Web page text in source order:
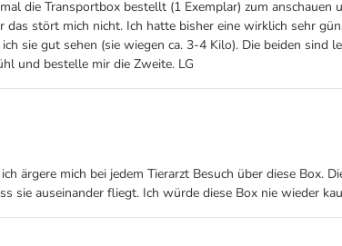
die Transportbox bestellt (1 Exemplar) zum
stört mich nicht. Ich hatte bisher eine wirklich sehr
sie gut sehen (sie wiegen ca. 3-4 Kilo). Die beiden
und bestelle mir die Zweite. LG
ärgere mich bei jedem Tierarzt Besuch über diese Box.
sie auseinander fliegt. Ich würde diese Box nie wieder